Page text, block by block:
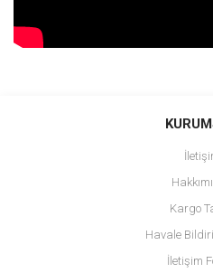
Bu ürüne ilk
Ürün resmi kalitesiz, bozuk
Ürün açıklamasında eksik
Ürün bilgilerinde hatalar
Ürün fiyatı diğer sitelerden daha
Kargo
Havale
İletişim